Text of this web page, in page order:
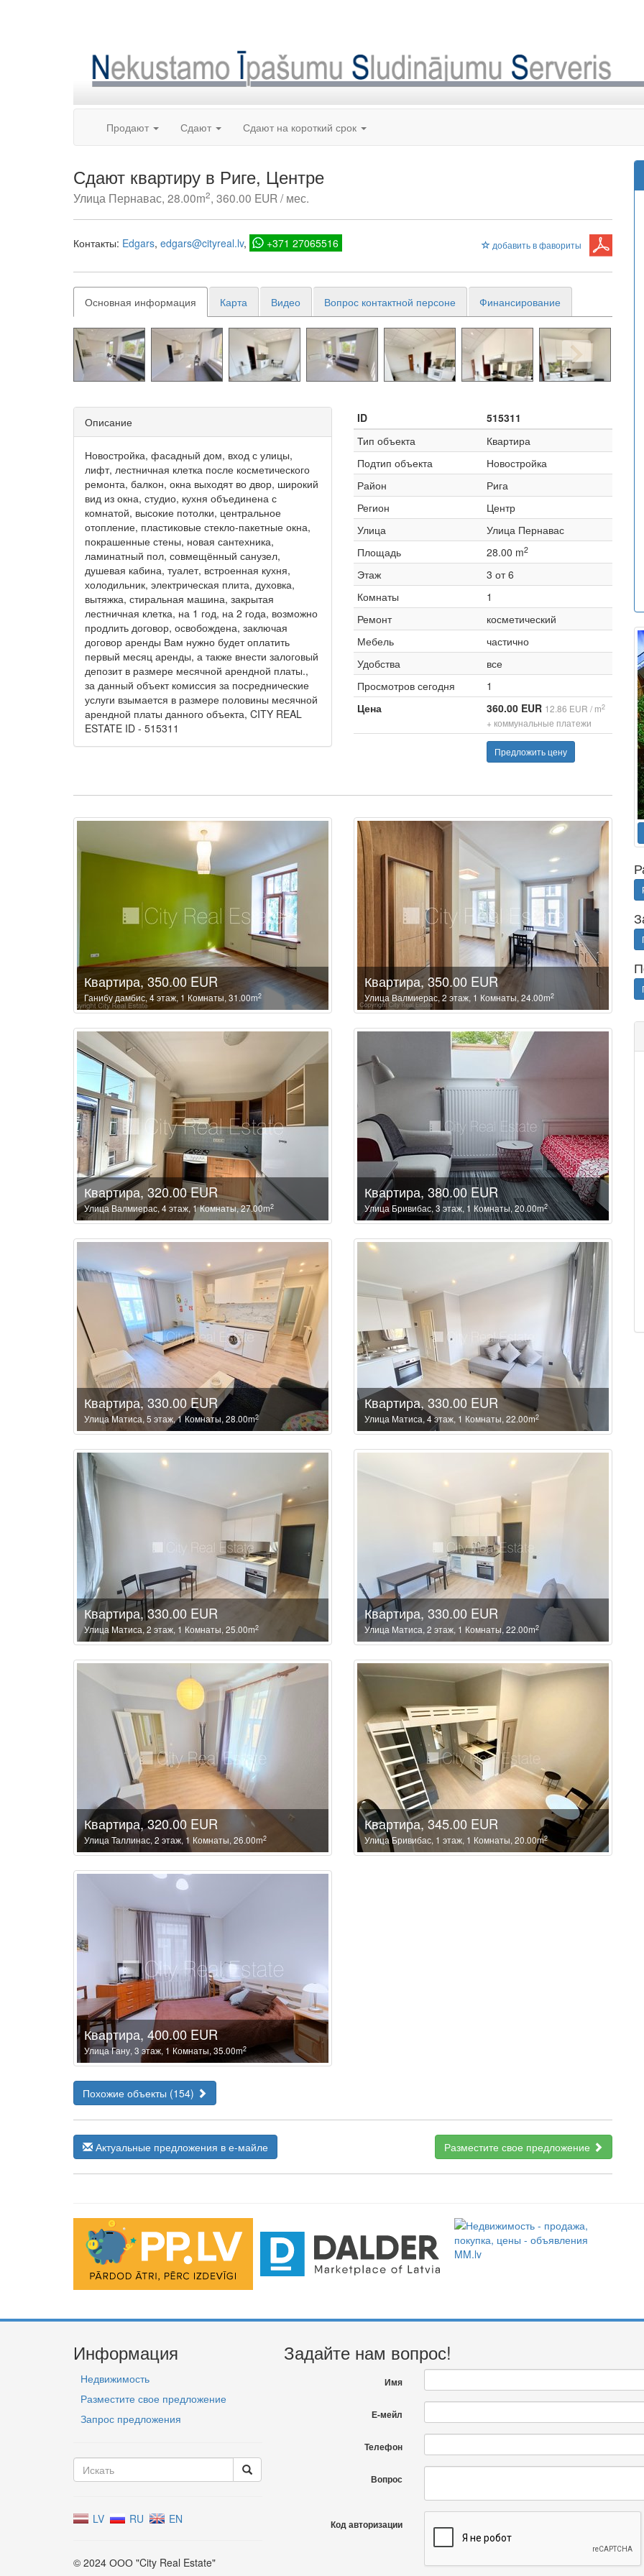
Продают Сдают Сдают на короткий срок
Сдают квартиру в Риге, Центре
Улица Пернавас, 28.00m2, 360.00 EUR / мес.
добавить в фавориты
Контакты: Edgars edgars@cityreal.lv +371 27065516
Основная информация Карта Видео Вопрос контактной персоне Финансирование
Описание
Новостройка, фасадный дом, вход с улицы,
лифт, лестничная клетка после косметического
ремонта, балкон, окна выходят во двор, широкий
вид из окна, студио, кухня объединена с
комнатой, высокие потолки, центральное
отопление, пластиковые стекло-пакетные окна,
покрашенные стены, новая сантехника,
ламинатный пол, совмещённый санузел,
душевая кабина, туалет, встроенная кухня,
холодильник, электрическая плита, духовка,
вытяжка, стиральная машина, закрытая
лестничная клетка, на 1 год, на 2 года, возможно
продлить договор, освобождена, заключая
договор аренды Вам нужно будет оплатить
первый месяц аренды, а также внести залоговый
депозит в размере месячной арендной платы.,
за данный объект комиссия за посреднические
услуги взымается в размере половины месячной
арендной платы данного объекта, CITY REAL
ESTATE ID - 515311
ID
515311
Тип объекта
Квартира
Подтип объекта
Новостройка
Район
Рига
Регион
Центр
Улица
Улица Пернавас
Площадь
28.00 m2
Этаж
3 от 6
Комнаты
1
Ремонт
косметический
Мебель
частично
Удобства
все
Просмотров сегодня
1
Цена
360.00 EUR 12.86 EUR / m2
+ коммунальные платежи
Предложить цену
Квартира, 350.00 EUR
Ганибу дамбис, 4 этаж, 1 Комнаты, 31.00m2
Квартира, 350.00 EUR
Улица Валмиерас, 2 этаж, 1 Комнаты, 24.00m2
Квартира, 320.00 EUR
Улица Валмиерас, 4 этаж, 1 Комнаты, 27.00m2
Квартира, 380.00 EUR
Улица Бривибас, 3 этаж, 1 Комнаты, 20.00m2
Квартира, 330.00 EUR
Улица Матиса, 5 этаж, 1 Комнаты, 28.00m2
Квартира, 330.00 EUR
Улица Матиса, 4 этаж, 1 Комнаты, 22.00m2
Квартира, 330.00 EUR
Улица Матиса, 2 этаж, 1 Комнаты, 25.00m2
Квартира, 330.00 EUR
Улица Матиса, 2 этаж, 1 Комнаты, 22.00m2
Квартира, 320.00 EUR
Улица Таллинас, 2 этаж, 1 Комнаты, 26.00m2
Квартира, 345.00 EUR
Улица Бривибас, 1 этаж, 1 Комнаты, 20.00m2
Квартира, 400.00 EUR
Улица Гану, 3 этаж, 1 Комнаты, 35.00m2
Похожие объекты (154)
Актуальные предложения в е-майле Разместите свое предложение
Информация
Недвижимость
Разместите свое предложение
Запрос предложения
LV RU EN
© 2024 ООО "City Real Estate"
Задайте нам вопрос!
Имя
Е-мейл
Телефон
Вопрос
Код авторизации